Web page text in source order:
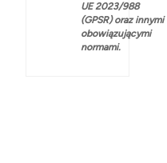
UE 2023/988
(GPSR) oraz innymi
obowiązującymi
normami.